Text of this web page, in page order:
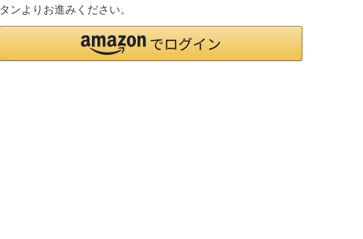
タンよりお進みください。